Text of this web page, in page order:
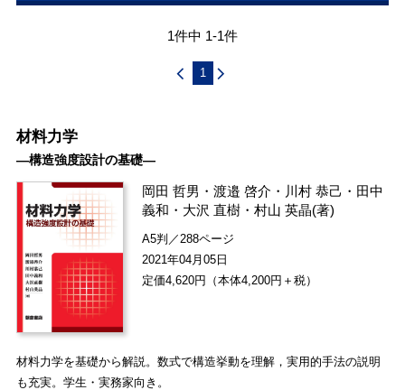
1件中 1-1件
1
材料力学
―構造強度設計の基礎―
岡田 哲男 ・渡邉 啓介 ・ 川村 恭己 ・ 田中
義和 ・ 大沢 直樹 ・村山 英晶(著)
A5判／288ページ
2021年04月05日
定価4,620円（本体4,200円＋税）
材料力学を基礎から解説。数式で構造挙動を理解，実用的手法の説明
も充実。学生・実務家向き。